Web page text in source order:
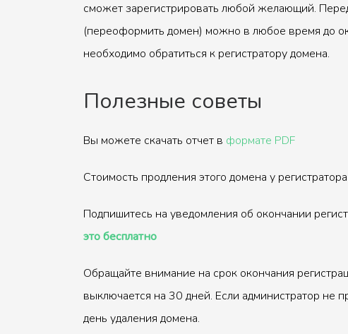
сможет зарегистрировать любой желающий.
(переоформить домен) можно в любое время до
необходимо обратиться к регистратору домена.
Полезные советы
Вы можете скачать отчет в формате PDF
Стоимость продления этого домена у
Подпишитесь на уведомления об окончании
это бесплатно
Обращайте внимание на срок окончания
выключается на 30 дней. Если администратор не
день удаления домена.